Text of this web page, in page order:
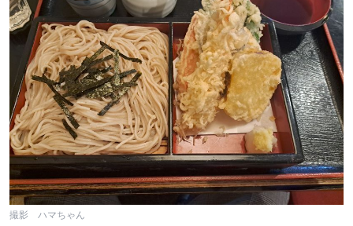
撮影 ハマちゃん